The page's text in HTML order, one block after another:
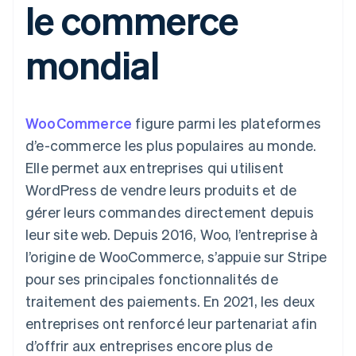
Moyens de
paiement
de 125
Terminal
Authorization
Acceptation
optimisée
Link
Paiements
accélérés
Connections
Comptes
financiers
associés
Comptabilité
automatisée
Stripe Sigma
Rapports
personnalisés
des données
Product roadmap
l’application
Marketplaces
Gestion financière
Plateformes
SaaS
Par secteur
Entreprises d'IA
Économie des
créateurs
Jeux
loisirs
Assurance
Médias et
divertissements
Organisations à but
non lucratif
Services aux
entreprises
Secteur public
Gérer des
abonnements
Proposer une
facturation à l'usage
Émettre des cartes
bancaires adossées à
services avec des
agents
Ressources
Intégrations
d'applications
Exemples de code
Blog des développeurs
État de l'API
Entreprise
Roadmap produit
Sessions : conférence
annuelle
presse
Stripe Press
Contact
Contacter notre équipe
Devenir partenaire
le commerce
mondial
WooCommerce figure parmi les plateformes
d’e-commerce les plus populaires au monde.
Elle permet aux entreprises qui utilisent
WordPress de vendre leurs produits et de
gérer leurs commandes directement depuis
leur site web. Depuis 2016, Woo, l’entreprise à
l’origine de WooCommerce, s’appuie sur Stripe
pour ses principales fonctionnalités de
traitement des paiements. En 2021, les deux
entreprises ont renforcé leur partenariat afin
d’offrir aux entreprises encore plus de